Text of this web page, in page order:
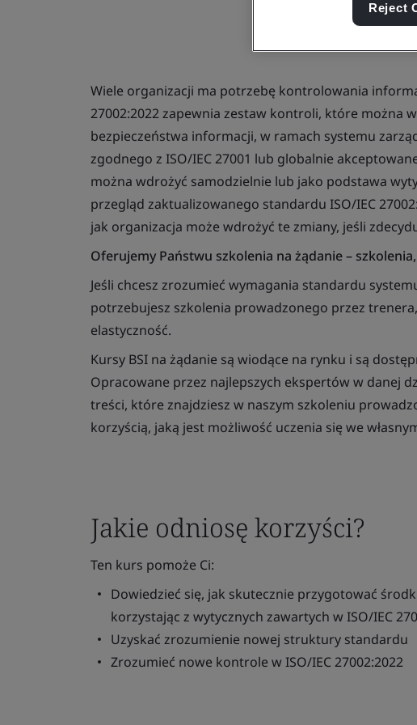
Wiele organizacji ma potrzebę kontrolowania
27002:2022 zapewnia zestaw kontroli, które można
bezpieczeństwa informacji, w ramach systemu
zgodnego z ISO/IEC 27001 lub globalnie
można wdrożyć samodzielnie lub jako podstawa
przegląd zaktualizowanego standardu ISO/IEC
jak organizacja może wdrożyć te zmiany, jeśli
Oferujemy Państwu szkolenia na żądanie –
Jeśli chcesz zrozumieć wymagania standardu
potrzebujesz szkolenia prowadzonego przez
elastyczność.
Kursy BSI na żądanie są wiodące na rynku i są
Opracowane przez najlepszych ekspertów w danej
treści, które znajdziesz w naszym szkoleniu
korzyścią, jaką jest możliwość uczenia się we
Jakie odniosę korzyści?
Ten kurs pomoże Ci:
Dowiedzieć się, jak skutecznie przygotować
korzystając z wytycznych zawartych w ISO/IEC
Uzyskać zrozumienie nowej struktury standardu
Zrozumieć nowe kontrole w ISO/IEC 27002:2022
Reject